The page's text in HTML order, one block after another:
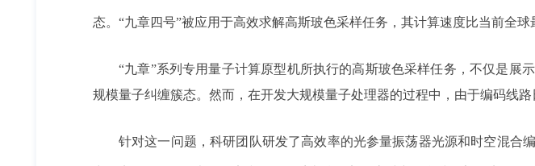
态。 “九章四号”被应用于高效求解高斯玻色采样任务，其计算速度比当前全球
“九章”系列专用量子计算原型机所执行的高斯玻色采样任务，不仅是
规模量子纠缠簇态。然而，在开发大规模量子处理器的过程中，由于编码线
针对这一问题，科研团队研发了高效率的光参量振荡器光源和时空混合